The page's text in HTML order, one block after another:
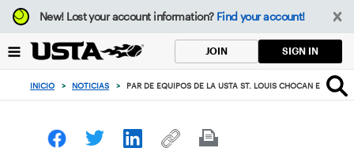
Enfoque
desde
botón
volver
principio
New!Lost your account information? Find your account!
JOIN SIGN IN
INICIO > NOTICIAS > PAR DE EQUIPOS DE LA USTA ST. LOUIS CHOCAN EN LA